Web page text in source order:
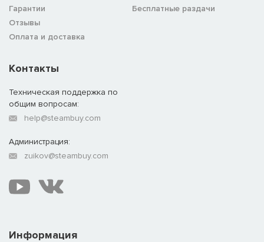
Гарантии
Отзывы
Оплата и доставка
Бесплатные раздачи
Информация
Контакты
Техническая поддержка по
общим вопросам:
help@steambuy.com
Администрация:
zuikov@steambuy.com